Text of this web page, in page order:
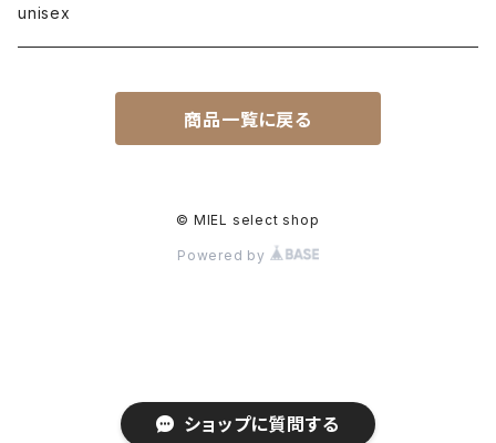
ショップに質問する
anana
EMUE／le chanter
ATELIER BRUGGE
corsage/broach
arm cover
pumps・mule
unisex
商品一覧に戻る
© MIEL select shop
Powered by